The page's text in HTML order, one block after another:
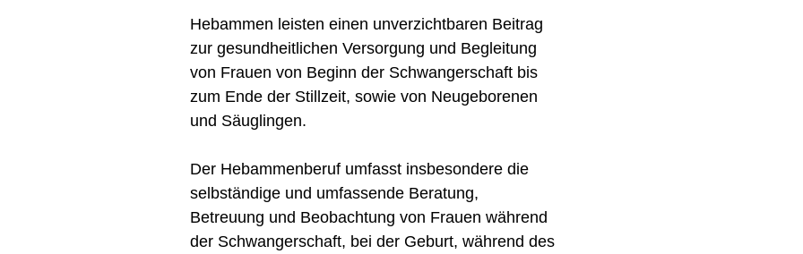
Hebammen leisten einen unverzichtbaren Beitrag
zur gesundheitlichen Versorgung und Begleitung
von Frauen von Beginn der Schwangerschaft bis
zum Ende der Stillzeit, sowie von Neugeborenen
und Säuglingen.
Der Hebammenberuf umfasst insbesondere die
selbständige und umfassende Beratung,
Betreuung und Beobachtung von Frauen während
der Schwangerschaft, bei der Geburt, während des